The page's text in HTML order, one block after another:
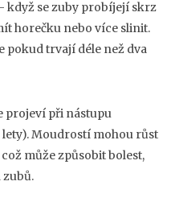
když se zuby probíjejí skrz
horečku nebo více slinit.
pokud trvají déle než dva
projeví při nástupu
lety). Moudrostí mohou růst
může způsobit bolest,